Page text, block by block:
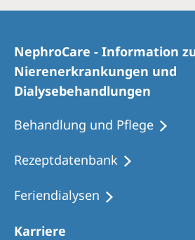
Poland
Romania
Russia
Serbia
Slovenia
Spain
Sweden
NephroCare - Information
Nierenerkrankungen und
Dialysebehandlungen
Behandlung und Pflege
Rezeptdatenbank
Feriendialysen
Karriere